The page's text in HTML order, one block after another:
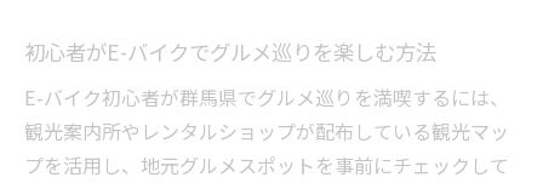
初心者がE-バイクでグルメ巡りを楽しむ方法
E-バイク初心者が群馬県でグルメ巡りを満喫するには、
観光案内所やレンタルショップが配布している観光マッ
プを活用し、地元グルメスポットを事前にチェックして